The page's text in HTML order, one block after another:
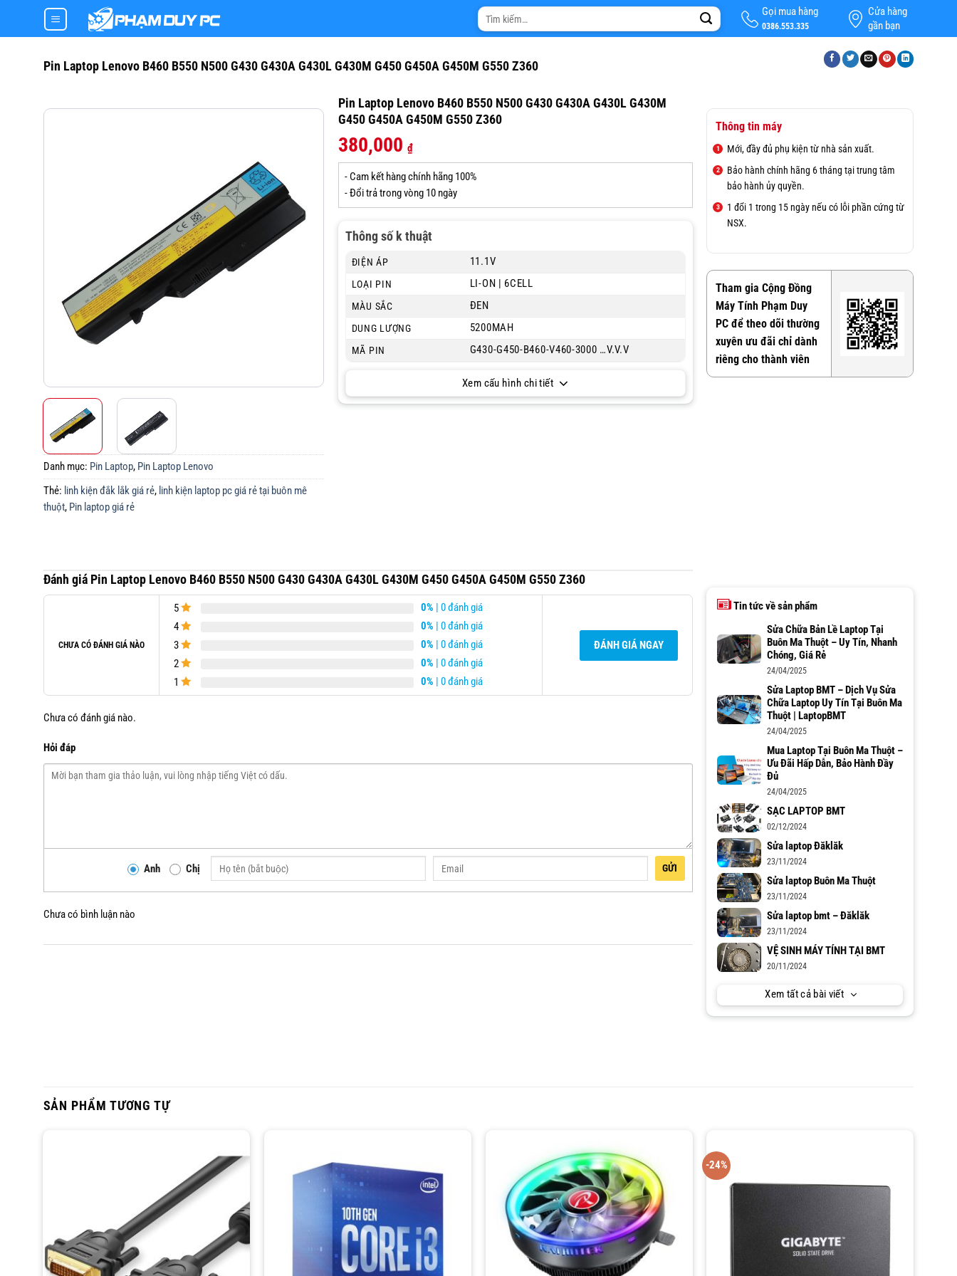
content
Tìm
kiếm:
Gọi mua hàng
0386.553.335
Cửa hàng
gần bạn
Pin Laptop Lenovo B460 B550 N500 G430 G430A G430L G430M G450 G450A G450M G550 Z360
Danh mục: Pin Laptop, Pin Laptop Lenovo
Thẻ: linh kiện đắk lắk giá rẻ, linh kiện laptop pc giá rẻ tại buôn mê
thuột, Pin laptop giá rẻ
Pin Laptop Lenovo B460 B550 N500 G430 G430A G430L G430M
G450 G450A G450M G550 Z360
380,000 ₫
- Cam kết hàng chính hãng 100%
- Đổi trả trong vòng 10 ngày
Thông số k thuật
ĐIỆN ÁP 11.1V
LOẠI PIN LI-ON | 6CELL
MÀU SẮC ĐEN
DUNG LƯỢNG 5200MAH
MÃ PIN G430-G450-B460-V460-3000 …V.V.V
Xem cấu hình chi tiết
Thông tin máy
Mới, đầy đủ phụ kiện từ nhà sản xuất.
Bảo hành chính hãng 6 tháng tại trung tâm
bảo hành ủy quyền.
1 đổi 1 trong 15 ngày nếu có lỗi phần cứng từ
NSX.
Tham gia Cộng Đồng
Máy Tính Phạm Duy
PC để theo dõi thường
xuyên ưu đãi chỉ dành
riêng cho thành viên
Đánh giá Pin Laptop Lenovo B460 B550 N500 G430 G430A G430L G430M G450 G450A G450M G550 Z360
CHƯA CÓ ĐÁNH GIÁ NÀO
5 0% | 0 đánh giá
4
0% | 0 đánh giá
3
0% | 0 đánh giá
2
0% | 0 đánh giá
1
0% | 0 đánh giá
ĐÁNH GIÁ NGAY
Chưa có đánh giá nào.
Hỏi đáp
Anh Chị GỬI
Chưa có bình luận nào
Tin tức về sản phẩm
Sửa Chữa Bản Lề Laptop Tại
Buôn Ma Thuột – Uy Tín, Nhanh
Chóng, Giá Rẻ
24/04/2025
Sửa Laptop BMT – Dịch Vụ Sửa
Chữa Laptop Uy Tín Tại Buôn Ma
Thuột | LaptopBMT
24/04/2025
Mua Laptop Tại Buôn Ma Thuột –
Ưu Đãi Hấp Dẫn, Bảo Hành Đầy
Đủ
24/04/2025
SẠC LAPTOP BMT
02/12/2024
Sửa laptop Đăklăk
23/11/2024
Sửa laptop Buôn Ma Thuột
23/11/2024
Sửa laptop bmt – Đăklăk
23/11/2024
VỆ SINH MÁY TÍNH TẠI BMT
20/11/2024
Xem tất cả bài viết
SẢN PHẨM TƯƠNG TỰ
-24%